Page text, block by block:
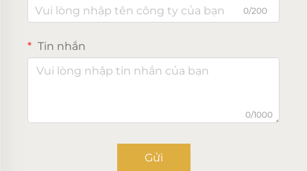
0/200
Tin nhắn
0/1000
Gửi